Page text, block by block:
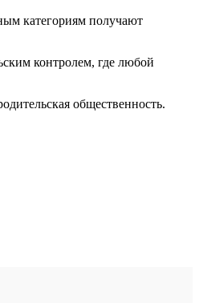
категориям получают
контролем, где любой
общественность.